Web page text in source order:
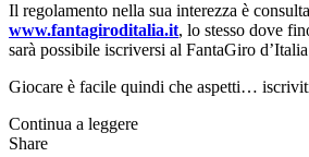
Il regolamento nella sua interezza è
www.fantagiroditalia.it, lo stesso dove
sarà possibile iscriversi al FantaGiro
Giocare è facile quindi che aspetti…
Continua a leggere
Share